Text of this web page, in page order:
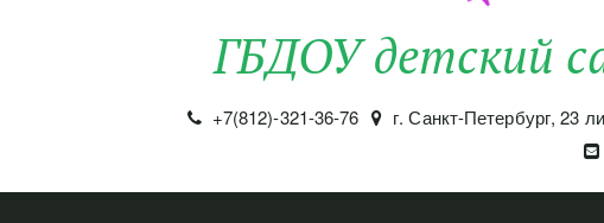
ГБДОУ детский
+7(812)-321-36-76 г. Санкт-Петербург,23